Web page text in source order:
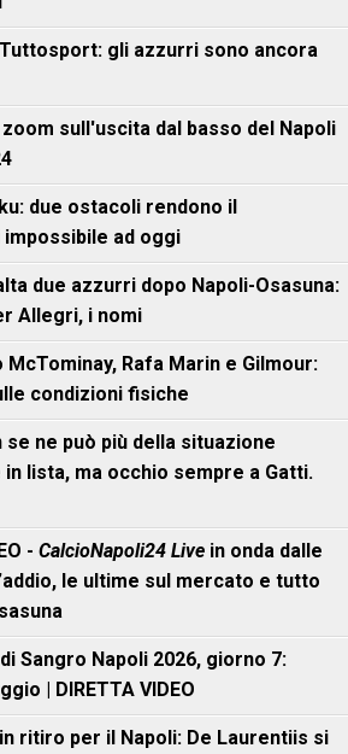
gli azzurri sono ancora
sull'uscita dal basso del Napoli
due ostacoli rendono il
ad oggi
due azzurri dopo Napoli-Osasuna:
Allegri, i nomi
McTominay, Rafa Marin e Gilmour:
condizioni fisiche
se ne può più della situazione
in lista, ma occhio sempre a Gatti.
- CalcioNapoli24 Live in onda dalle
le ultime sul mercato e tutto
Sangro Napoli 2026, giorno 7:
| DIRETTA VIDEO
ritiro per il Napoli: De Laurentiis si